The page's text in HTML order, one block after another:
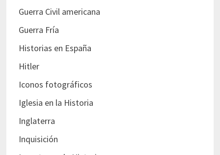
Guerra Civil americana
Guerra Fría
Historias en España
Hitler
Iconos fotográficos
Iglesia en la Historia
Inglaterra
Inquisición